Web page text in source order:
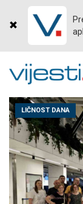
LIČNOST DANA